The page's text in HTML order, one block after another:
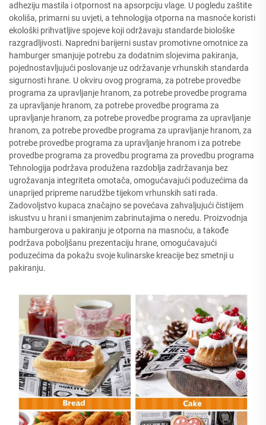
adheziju mastila i otpornost na apsorpciju vlage. U pogledu zaštite
okoliša, primarni su uvjeti, a tehnologija otporna na masnoće koristi
ekološki prihvatljive spojeve koji održavaju standarde biološke
razgradljivosti. Napredni barijerni sustav promotivne omotnice za
hamburger smanjuje potrebu za dodatnim slojevima pakiranja,
pojednostavljujući poslovanje uz održavanje vrhunskih standarda
sigurnosti hrane. U okviru ovog programa, za potrebe provedbe
programa za upravljanje hranom, za potrebe provedbe programa
za upravljanje hranom, za potrebe provedbe programa za
upravljanje hranom, za potrebe provedbe programa za upravljanje
hranom, za potrebe provedbe programa za upravljanje hranom, za
potrebe provedbe programa za upravljanje hranom i za potrebe
provedbe programa za provedbu programa za provedbu programa
Tehnologija podržava produžena razdoblja zadržavanja bez
ugrožavanja integriteta omotača, omogućavajući poduzećima da
unaprijed pripreme narudžbe tijekom vrhunskih sati rada.
Zadovoljstvo kupaca značajno se povećava zahvaljujući čistijem
iskustvu u hrani i smanjenim zabrinutajima o neredu. Proizvodnja
hamburgerova u pakiranju je otporna na masnoću, a takođe
podržava poboljšanu prezentaciju hrane, omogućavajući
poduzećima da pokažu svoje kulinarske kreacije bez smetnji u
pakiranju.